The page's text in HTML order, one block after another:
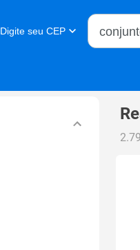
Digite seu CEP
Buscar